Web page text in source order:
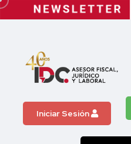
Iniciar Sesión